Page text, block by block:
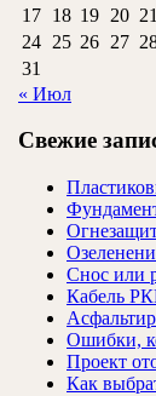
17 18 19 20 21
24 25 26 27
31
« Июл
Свежие
Снос или
Кабель
Ошибки,
Проект
Как